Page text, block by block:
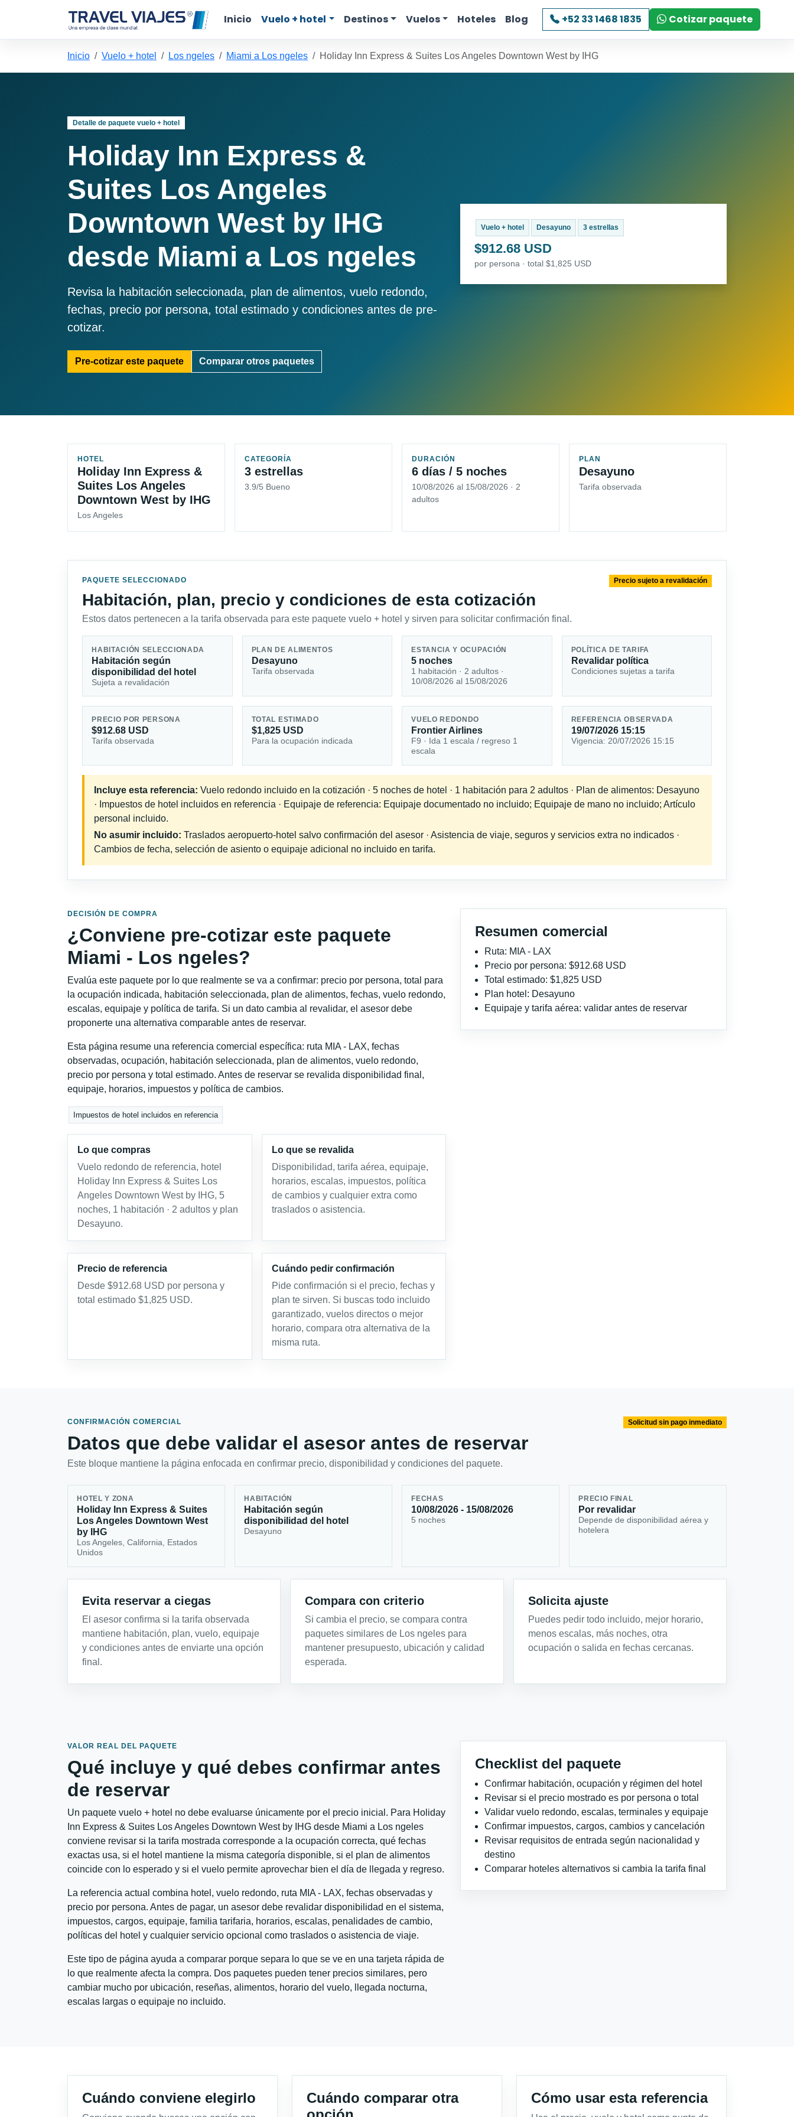
Inicio Vuelo + hotel Destinos Vuelos Hoteles Blog +52 33 1468 1835 Cotizar paquete
Inicio Vuelo + hotel Los ngeles Miami a Los ngeles Holiday Inn Express & Suites Los Angeles Downtown West by IHG
Detalle de paquete vuelo + hotel
Holiday Inn Express &
Suites Los Angeles
Downtown West by IHG
desde Miami a Los ngeles
Revisa la habitación seleccionada, plan de alimentos, vuelo redondo,
fechas, precio por persona, total estimado y condiciones antes de pre-
cotizar.
Pre-cotizar este paquete Comparar otros paquetes
Vuelo + hotel Desayuno 3 estrellas
$912.68 USD
por persona · total $1,825 USD
HOTEL
Holiday Inn Express &
Suites Los Angeles
Downtown West by IHG
Los Angeles
CATEGORÍA
3 estrellas
3.9/5 Bueno
DURACIÓN
6 días / 5 noches
10/08/2026 al 15/08/2026 · 2
adultos
PLAN
Desayuno
Tarifa observada
PAQUETE SELECCIONADO
Habitación, plan, precio y condiciones de esta cotización
Estos datos pertenecen a la tarifa observada para este paquete vuelo + hotel y sirven para solicitar confirmación final.
Precio sujeto a revalidación
HABITACIÓN SELECCIONADA
Habitación según
disponibilidad del hotel
Sujeta a revalidación
PLAN DE ALIMENTOS
Desayuno
Tarifa observada
ESTANCIA Y OCUPACIÓN
5 noches
1 habitación · 2 adultos ·
10/08/2026 al 15/08/2026
POLÍTICA DE TARIFA
Revalidar política
Condiciones sujetas a tarifa
PRECIO POR PERSONA
$912.68 USD
Tarifa observada
TOTAL ESTIMADO
$1,825 USD
Para la ocupación indicada
VUELO REDONDO
Frontier Airlines
F9 · Ida 1 escala / regreso 1
escala
REFERENCIA OBSERVADA
19/07/2026 15:15
Vigencia: 20/07/2026 15:15
Incluye esta referencia: Vuelo redondo incluido en la cotización · 5 noches de hotel · 1 habitación para 2 adultos · Plan de alimentos: Desayuno
· Impuestos de hotel incluidos en referencia · Equipaje de referencia: Equipaje documentado no incluido; Equipaje de mano no incluido; Artículo
personal incluido.
No asumir incluido: Traslados aeropuerto-hotel salvo confirmación del asesor · Asistencia de viaje, seguros y servicios extra no indicados ·
Cambios de fecha, selección de asiento o equipaje adicional no incluido en tarifa.
DECISIÓN DE COMPRA
¿Conviene pre-cotizar este paquete
Miami - Los ngeles?
Evalúa este paquete por lo que realmente se va a confirmar: precio por persona, total para
la ocupación indicada, habitación seleccionada, plan de alimentos, fechas, vuelo redondo,
escalas, equipaje y política de tarifa. Si un dato cambia al revalidar, el asesor debe
proponerte una alternativa comparable antes de reservar.
Esta página resume una referencia comercial específica: ruta MIA - LAX, fechas
observadas, ocupación, habitación seleccionada, plan de alimentos, vuelo redondo,
precio por persona y total estimado. Antes de reservar se revalida disponibilidad final,
equipaje, horarios, impuestos y política de cambios.
Impuestos de hotel incluidos en referencia
Lo que compras
Vuelo redondo de referencia, hotel
Holiday Inn Express & Suites Los
Angeles Downtown West by IHG, 5
noches, 1 habitación · 2 adultos y plan
Desayuno.
Lo que se revalida
Disponibilidad, tarifa aérea, equipaje,
horarios, escalas, impuestos, política
de cambios y cualquier extra como
traslados o asistencia.
Precio de referencia
Desde $912.68 USD por persona y
total estimado $1,825 USD.
Cuándo pedir confirmación
Pide confirmación si el precio, fechas y
plan te sirven. Si buscas todo incluido
garantizado, vuelos directos o mejor
horario, compara otra alternativa de la
misma ruta.
Resumen comercial
Ruta: MIA - LAX
Precio por persona: $912.68 USD
Total estimado: $1,825 USD
Plan hotel: Desayuno
Equipaje y tarifa aérea: validar antes de reservar
CONFIRMACIÓN COMERCIAL
Datos que debe validar el asesor antes de reservar
Este bloque mantiene la página enfocada en confirmar precio, disponibilidad y condiciones del paquete.
Solicitud sin pago inmediato
HOTEL Y ZONA
Holiday Inn Express & Suites
Los Angeles Downtown West
by IHG
Los Angeles, California, Estados
Unidos
HABITACIÓN
Habitación según
disponibilidad del hotel
Desayuno
FECHAS
10/08/2026 - 15/08/2026
5 noches
PRECIO FINAL
Por revalidar
Depende de disponibilidad aérea y
hotelera
Evita reservar a ciegas
El asesor confirma si la tarifa observada
mantiene habitación, plan, vuelo, equipaje
y condiciones antes de enviarte una opción
final.
Compara con criterio
Si cambia el precio, se compara contra
paquetes similares de Los ngeles para
mantener presupuesto, ubicación y calidad
esperada.
Solicita ajuste
Puedes pedir todo incluido, mejor horario,
menos escalas, más noches, otra
ocupación o salida en fechas cercanas.
VALOR REAL DEL PAQUETE
Qué incluye y qué debes confirmar antes
de reservar
Un paquete vuelo + hotel no debe evaluarse únicamente por el precio inicial. Para Holiday
Inn Express & Suites Los Angeles Downtown West by IHG desde Miami a Los ngeles
conviene revisar si la tarifa mostrada corresponde a la ocupación correcta, qué fechas
exactas usa, si el hotel mantiene la misma categoría disponible, si el plan de alimentos
coincide con lo esperado y si el vuelo permite aprovechar bien el día de llegada y regreso.
La referencia actual combina hotel, vuelo redondo, ruta MIA - LAX, fechas observadas y
precio por persona. Antes de pagar, un asesor debe revalidar disponibilidad en el sistema,
impuestos, cargos, equipaje, familia tarifaria, horarios, escalas, penalidades de cambio,
políticas del hotel y cualquier servicio opcional como traslados o asistencia de viaje.
Este tipo de página ayuda a comparar porque separa lo que se ve en una tarjeta rápida de
lo que realmente afecta la compra. Dos paquetes pueden tener precios similares, pero
cambiar mucho por ubicación, reseñas, alimentos, horario del vuelo, llegada nocturna,
escalas largas o equipaje no incluido.
Checklist del paquete
Confirmar habitación, ocupación y régimen del hotel
Revisar si el precio mostrado es por persona o total
Validar vuelo redondo, escalas, terminales y equipaje
Confirmar impuestos, cargos, cambios y cancelación
Revisar requisitos de entrada según nacionalidad y
destino
Comparar hoteles alternativos si cambia la tarifa final
Cuándo conviene elegirlo
Cuándo comparar otra
Cómo usar esta referencia